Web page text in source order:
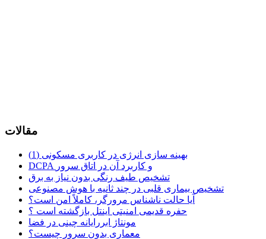
مقالات
بهینه سازی انرژی در کاربری مسکونی (1)
DCPA و کاربرد آن در اتاق سرور
تشخیص طیف رنگی بدون نیاز به برق
تشخیص بیماری قلبی در چند ثانیه با هوش مصنوعی
آیا حالت ناشناس مرورگر، کاملاً امن است؟
حفره قدیمی امنیتی اینتل بازگشته است ؟
مونتاژ ابررایانه چینی در فضا
معماری بدون سرور چیست؟